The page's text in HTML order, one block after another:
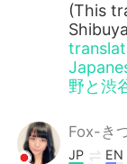
(This
野と渋
Fox-き
JP EN